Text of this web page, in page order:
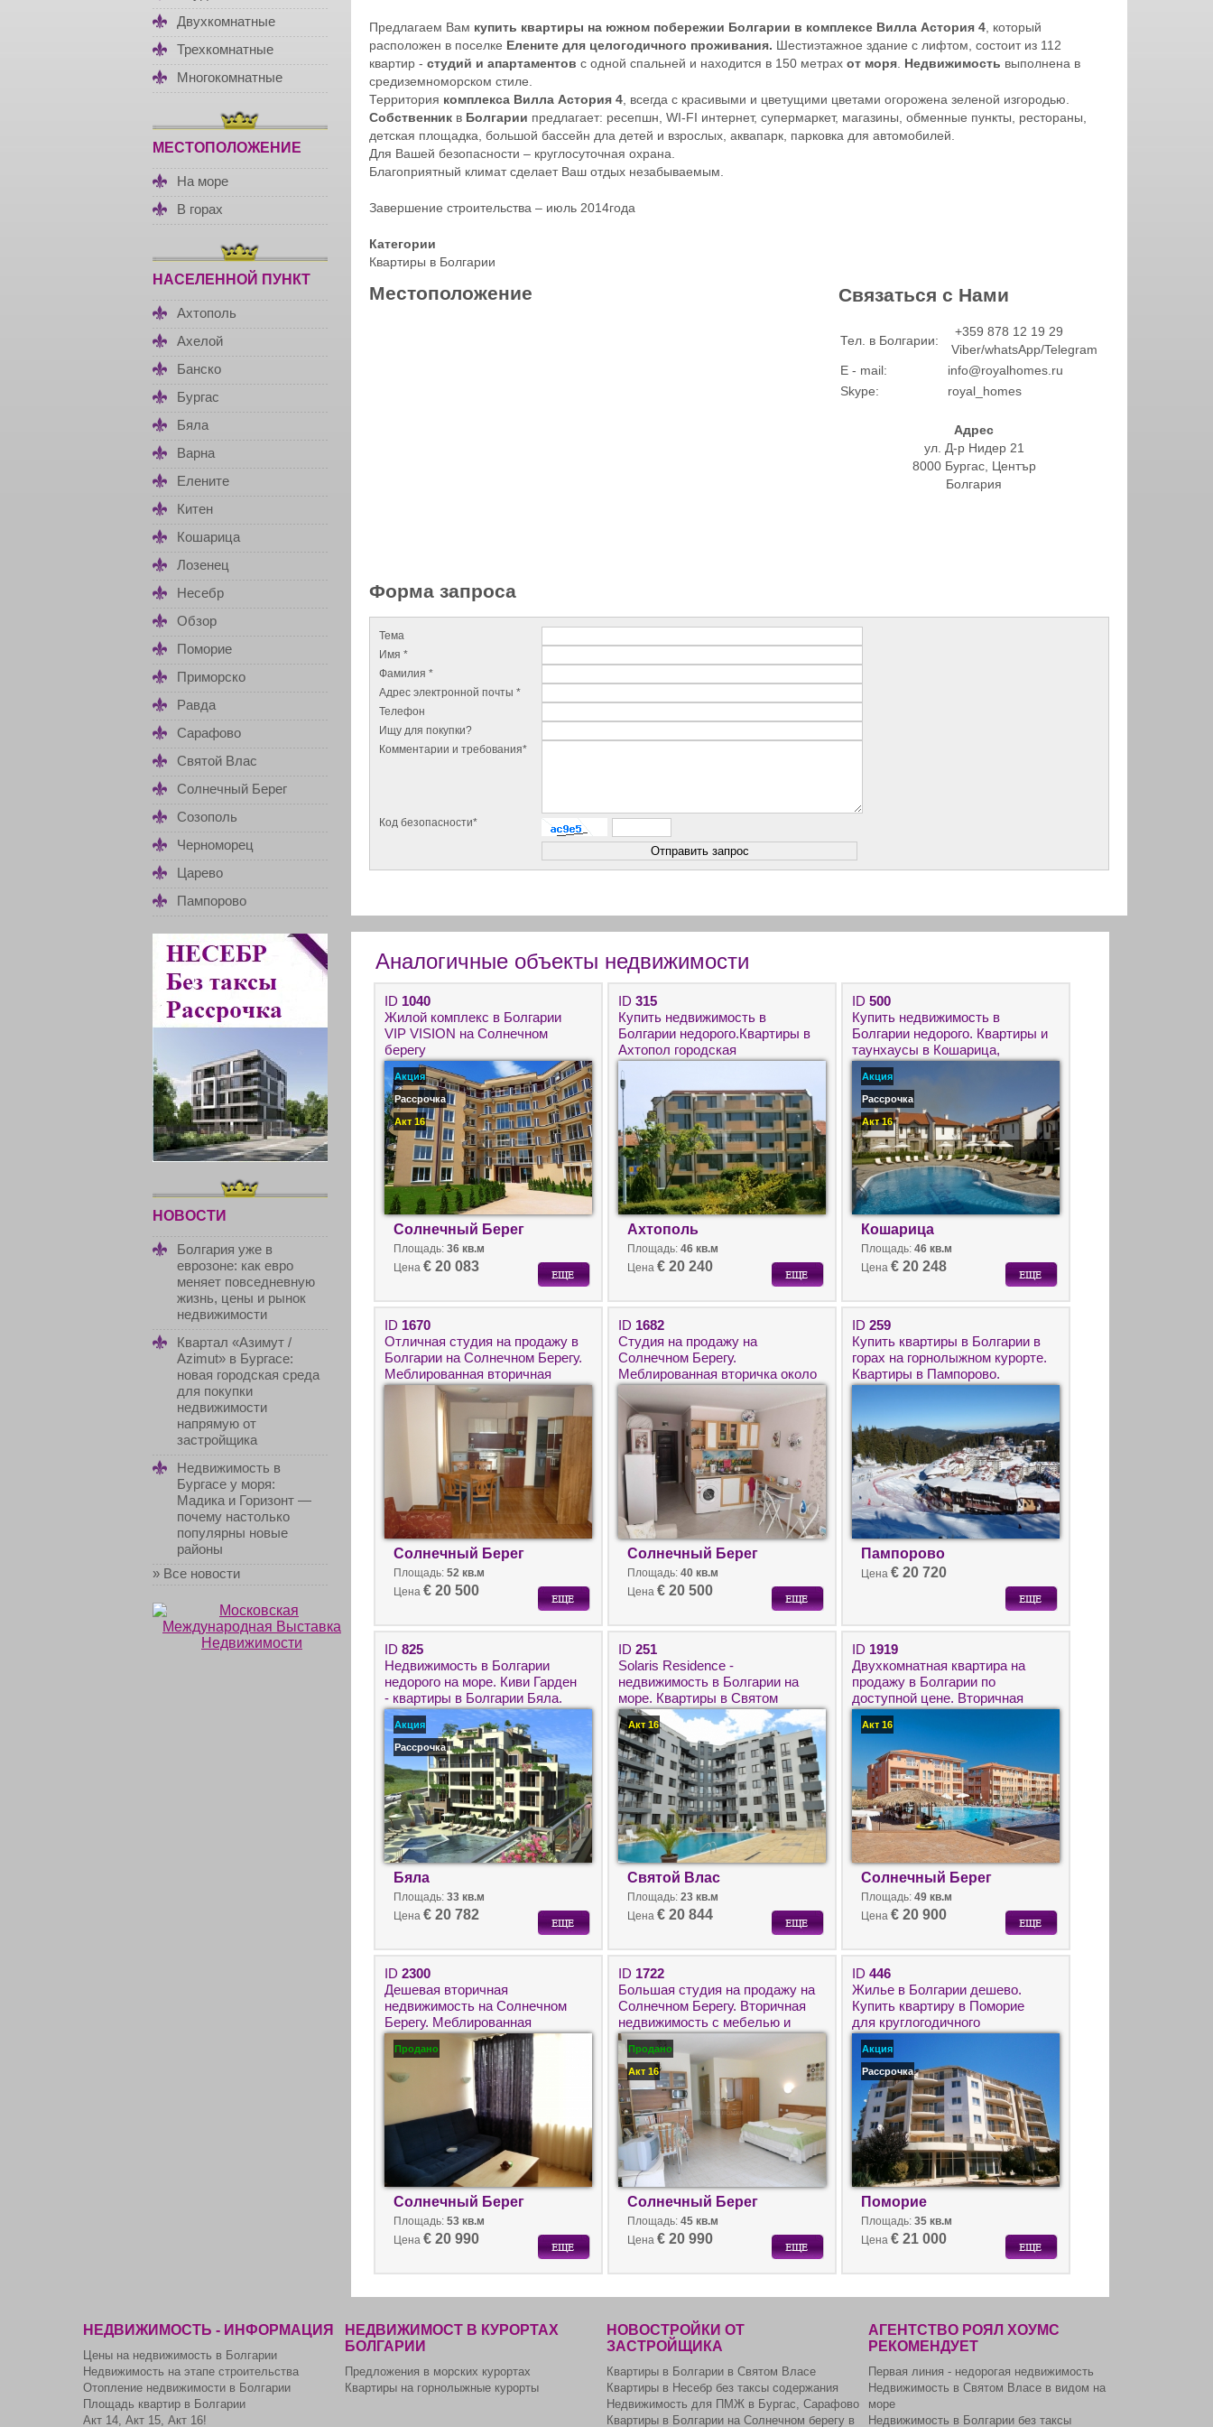
Двухкомнатные
Трехкомнатные
Многокомнатные
МЕСТОПОЛОЖЕНИЕ
На море
В горах
НАСЕЛЕННОЙ ПУНКТ
Ахтополь
Ахелой
Банско
Бургас
Бяла
Варна
Елените
Китен
Кошарица
Лозенец
Несебр
Обзор
Поморие
Приморско
Равда
Сарафово
Святой Влас
Солнечный Берег
Созополь
Черноморец
Царево
Пампорово
НОВОСТИ
Болгария уже в
еврозоне: как евро
меняет повседневную
жизнь, цены и рынок
недвижимости
Квартал «Азимут /
Azimut» в Бургасе:
новая городская среда
для покупки
недвижимости
напрямую от
застройщика
Недвижимость в
Бургасе у моря:
Мадика и Горизонт —
почему настолько
популярны новые
районы
» Все новости
Предлагаем Вам купить квартиры на южном побережии Болгарии в комплексе Вилла Астория 4 , который
расположен в поселке Елените для целогодичного проживания. Шестиэтажное здание с лифтом, состоит из 112
квартир - студий и апартаментов с одной спальней и находится в 150 метрах от моря Недвижимость выполнена в
средиземноморском стиле.
Территория комплекса Вилла Астория 4 , всегда с красивыми и цветущими цветами огорожена зеленой изгородью.
Собственник в Болгарии предлагает: ресепшн, WI-FI интернет, супермаркет, магазины, обменные пункты, рестораны,
детская площадка, большой бассейн дла детей и взрослых, аквапарк, парковка для автомобилей.
Для Вашей безопасности – круглосуточная охрана.
Благоприятный климат сделает Ваш отдых незабываемым.
Завершение строительства – июль 2014года
Категории
Квартиры в Болгарии
Местоположение Связаться с Нами
Тел. в Болгарии:
+359 878 12 19 29
Viber/whatsApp/Telegram
E - mail:
info@royalhomes.ru
Skype:
royal_homes
Адрес
ул. Д-р Нидер 21
8000 Бургас, Център
Болгария
Форма запроса
Тема
Имя *
Фамилия *
Адрес электронной почты *
Телефон
Ищу для покупки?
Комментарии и требования*
Код безопасности*
Аналогичные объекты недвижимости
ID 1040
Жилой комплекс в Болгарии
VIP VISION на Солнечном
берегу
Акция
Рассрочка
Акт 16
Солнечный Берег
Площадь: 36 кв.м
Цена € 20 083
ID 315
Купить недвижимость в
Болгарии недорого.Квартиры в
Ахтопол городская
недвижимость.
Ахтополь
Площадь: 46 кв.м
Цена € 20 240
ID 500
Купить недвижимость в
Болгарии недорого. Квартиры и
таунхаусы в Кошарица,
Солнечный берег.
Акция
Рассрочка
Акт 16
Кошарица
Площадь: 46 кв.м
Цена € 20 248
ID 1670
Отличная студия на продажу в
Болгарии на Солнечном Берегу.
Меблированная вторичная
недвижимость с Актом 16 на
Солнечный Берег
Площадь: 52 кв.м
Цена € 20 500
ID 1682
Студия на продажу на
Солнечном Берегу.
Меблированная вторичка около
моря в Болгарии.
Солнечный Берег
Площадь: 40 кв.м
Цена € 20 500
ID 259
Купить квартиры в Болгарии в
горах на горнолыжном курорте.
Квартиры в Пампорово.
Недвижимость класса ЛЮКС в
Пампорово
Цена € 20 720
ID 825
Недвижимость в Болгарии
недорого на море. Киви Гарден
- квартиры в Болгарии Бяла.
Акция
Рассрочка
Бяла
Площадь: 33 кв.м
Цена € 20 782
ID 251
Solaris Residence -
недвижимость в Болгарии на
море. Квартиры в Святом
Власе с видом на море. Купить
квартиру в Болгарии с Роял
Хомс.
Акт 16
Святой Влас
Площадь: 23 кв.м
Цена € 20 844
ID 1919
Двухкомнатная квартира на
продажу в Болгарии по
доступной цене. Вторичная
недвижимость на Солнечном
берегу.
Акт 16
Солнечный Берег
Площадь: 49 кв.м
Цена € 20 900
ID 2300
Дешевая вторичная
недвижимость на Солнечном
Берегу. Меблированная
двухкомнатная квартира на
продажу в Болгарии.
Продано
Солнечный Берег
Площадь: 53 кв.м
Цена € 20 990
ID 1722
Большая студия на продажу на
Солнечном Берегу. Вторичная
недвижимость с мебелью и
техникой.
Продано
Акт 16
Солнечный Берег
Площадь: 45 кв.м
Цена € 20 990
ID 446
Жилье в Болгарии дешево.
Купить квартиру в Поморие
для круглогодичного
проживания.
Акция
Рассрочка
Поморие
Площадь: 35 кв.м
Цена € 21 000
НЕДВИЖИМОСТЬ - ИНФОРМАЦИЯ
Цены на недвижимость в Болгарии
Недвижимость на этапе строительства
Отопление недвижимости в Болгарии
Площадь квартир в Болгарии
Акт 14, Акт 15, Акт 16!
НЕДВИЖИМОСТ В КУРОРТАХ
БОЛГАРИИ
Предложения в морских курортах
Квартиры на горнолыжные курорты
НОВОСТРОЙКИ ОТ
ЗАСТРОЙЩИКА
Квартиры в Болгарии в Святом Власе
Квартиры в Несебр без таксы содержания
Недвижимость для ПМЖ в Бургас, Сарафово
Квартиры в Болгарии на Солнечном берегу в
АГЕНТСТВО РОЯЛ ХОУМС
РЕКОМЕНДУЕТ
Первая линия - недорогая недвижимость
Недвижимость в Святом Власе в видом на
море
Недвижимость в Болгарии без таксы